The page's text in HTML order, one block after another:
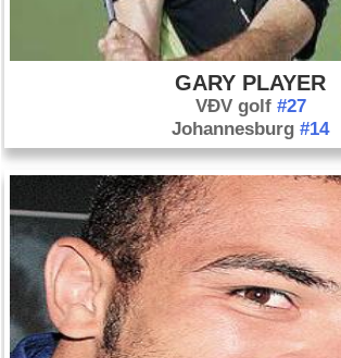
GARY PLAYER
VĐV golf #27
Johannesburg #14